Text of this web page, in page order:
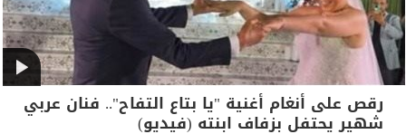
رقص على أنغام أغنية "يا بتاع التفاح".. فنان عربي
شهير يحتفل بزفاف ابنته (فيديو)